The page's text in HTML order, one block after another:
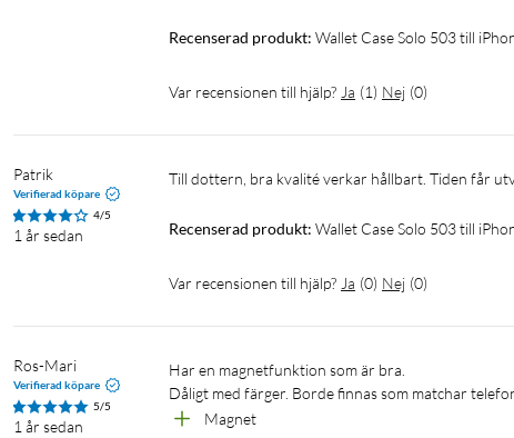
Recenserad produkt: Wallet Case Solo 503 till
Var recensionen till hjälp? Ja (1) Nej (0)
Patrik
Verifierad köpare
4/5
1 år sedan
Till dottern, bra kvalité verkar hållbart. Tiden får
Recenserad produkt: Wallet Case Solo 503 till
Var recensionen till hjälp? Ja (0) Nej (0)
Ros-Mari
Verifierad köpare
5/5
1 år sedan
Har en magnetfunktion som är bra.
Dåligt med färger. Borde finnas som matchar
Magnet